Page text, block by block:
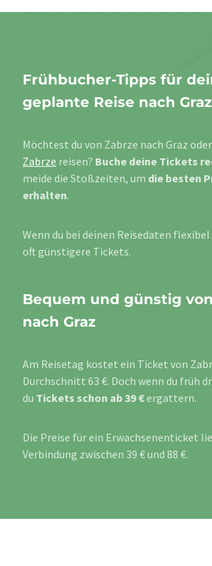
Frühbucher-Tipps für
geplante Reise nach Graz
Möchtest du von Zabrze nach Graz
Zabrze reisen? Buche deine Tickets
meide die Stoßzeiten, um die besten
erhalten.
Wenn du bei deinen Reisedaten
oft günstigere Tickets.
Bequem und günstig
nach Graz
Am Reisetag kostet ein Ticket von
Durchschnitt 63 €. Doch wenn du früh
du Tickets schon ab 39 €ergattern.
Die Preise für ein Erwachsenenticket
Verbindung zwischen 39 € und 88 €.